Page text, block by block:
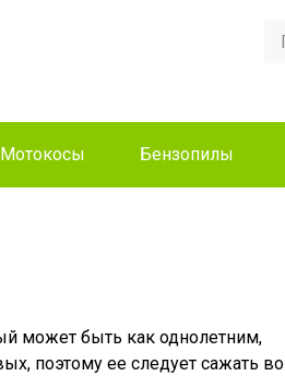
Мотокосы Бензопилы
может быть как однолетним,
поэтому ее следует сажать во